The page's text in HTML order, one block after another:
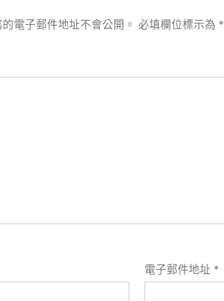
電子郵件地址不會公開。 必填欄位標示為 *
電子郵件地址 *